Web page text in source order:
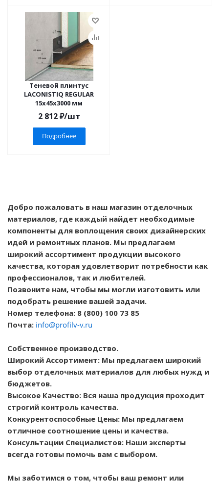
Теневой плинтус
LACONISTIQ REGULAR
15x45x3000 мм
2 812₽/шт
Подробнее
Добро пожаловать в наш магазин отделочных
материалов, где каждый найдет необходимые
компоненты для воплощения своих дизайнерских
идей и ремонтных планов. Мы предлагаем
широкий ассортимент продукции высокого
качества, которая удовлетворит потребности как
профессионалов, так и любителей.
Позвоните нам, чтобы мы могли изготовить или
подобрать решение вашей задачи.
Номер телефона: 8 (800) 100 73 85
Почта: info@profilv-v.ru
Собственное производство.
Широкий Ассортимент: Мы предлагаем широкий
выбор отделочных материалов для любых нужд и
бюджетов.
Высокое Качество: Вся наша продукция проходит
строгий контроль качества.
Конкурентоспособные Цены: Мы предлагаем
отличное соотношение цены и качества.
Консультации Специалистов: Наши эксперты
всегда готовы помочь вам с выбором.
Мы заботимся о том, чтобы ваш ремонт или